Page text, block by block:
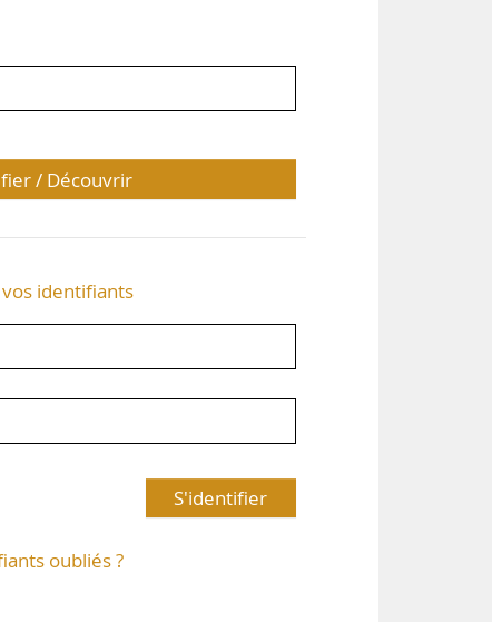
/ Découvrir
identifiants
S'identifier
oubliés ?